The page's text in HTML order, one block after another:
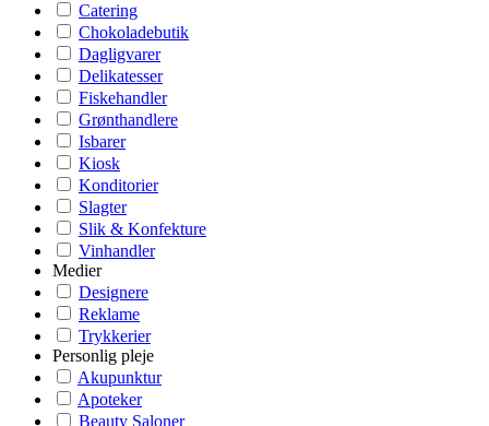
Catering
Chokoladebutik
Dagligvarer
Delikatesser
Fiskehandler
Grønthandlere
Isbarer
Kiosk
Konditorier
Slagter
Slik & Konfekture
Vinhandler
Medier
Designere
Reklame
Trykkerier
Personlig pleje
Akupunktur
Apoteker
Beauty Saloner